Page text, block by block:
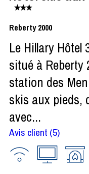
Reberty 2000
Le Hillary Hôtel
situé à Reberty
station des
skis aux pieds,
avec...
Avis client (5)